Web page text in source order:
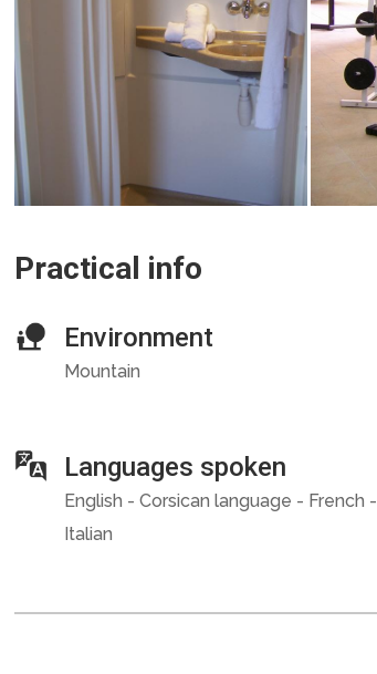
Practical info
Environment
Mountain
Languages spoken
English - Corsican language - French -
Italian